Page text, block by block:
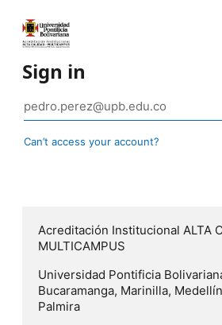
Sign in
Can’t access your account?
Acreditación Institucional ALTA
MULTICAMPUS
Universidad Pontificia
Bucaramanga, Marinilla,
Palmira